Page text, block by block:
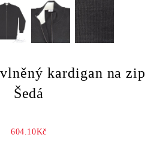
kardigan na zip
Šedá
604.10Kč